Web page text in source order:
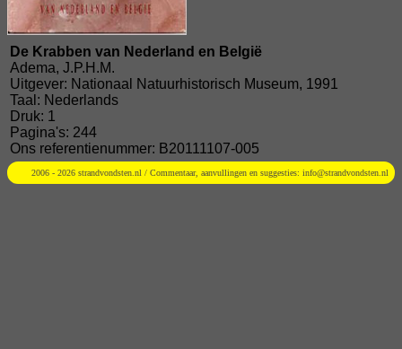
De Krabben van Nederland en België
Adema, J.P.H.M.
Uitgever: Nationaal Natuurhistorisch Museum, 1991
Taal: Nederlands
Druk: 1
Pagina's: 244
Ons referentienummer: B20111107-005
2006 - 2026 strandvondsten.nl / Commentaar, aanvullingen en suggesties: info@strandvondsten.nl